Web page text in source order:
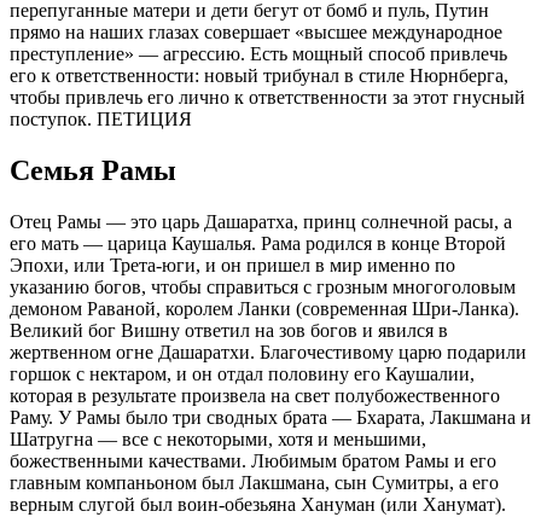
перепуганные матери и дети бегут от бомб и пуль, Путин
прямо на наших глазах совершает «высшее международное
преступление» — агрессию. Есть мощный способ привлечь
его к ответственности: новый трибунал в стиле Нюрнберга,
чтобы привлечь его лично к ответственности за этот гнусный
поступок. ПЕТИЦИЯ
Семья Рамы
Отец Рамы — это царь Дашаратха, принц солнечной расы, а
его мать — царица Каушалья. Рама родился в конце Второй
Эпохи, или Трета-юги, и он пришел в мир именно по
указанию богов, чтобы справиться с грозным многоголовым
демоном Раваной, королем Ланки (современная Шри-Ланка).
Великий бог Вишну ответил на зов богов и явился в
жертвенном огне Дашаратхи. Благочестивому царю подарили
горшок с нектаром, и он отдал половину его Каушалии,
которая в результате произвела на свет полубожественного
Раму. У Рамы было три сводных брата — Бхарата, Лакшмана и
Шатругна — все с некоторыми, хотя и меньшими,
божественными качествами. Любимым братом Рамы и его
главным компаньоном был Лакшмана, сын Сумитры, а его
верным слугой был воин-обезьяна Хануман (или Ханумат).